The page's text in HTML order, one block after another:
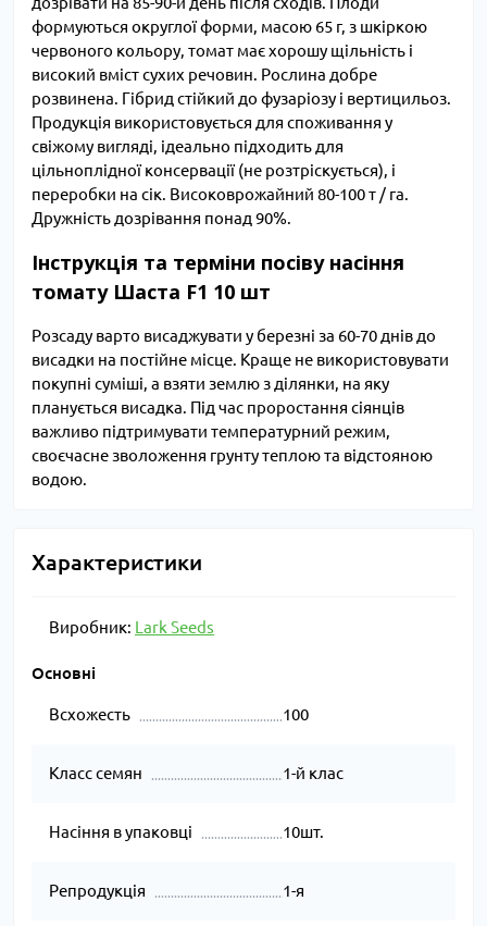
формуються округлої форми, масою 65 г, з шкіркою
червоного кольору, томат має хорошу щільність і
високий вміст сухих речовин. Рослина добре
розвинена. Гібрид стійкий до фузаріозу і вертицильоз.
Продукція використовується для споживання у
свіжому вигляді, ідеально підходить для
цільноплідної консервації (не розтріскується), і
переробки на сік. Високоврожайний 80-100 т / га.
Дружність дозрівання понад 90%.
Інструкція та терміни посіву насіння
томату Шаста F1 10 шт
Розсаду варто висаджувати у березні за 60-70 днів до
висадки на постійне місце. Краще не використовувати
покупні суміші, а взяти землю з ділянки, на яку
планується висадка. Під час проростання сіянців
важливо підтримувати температурний режим,
своєчасне зволоження грунту теплою та відстояною
водою.
Характеристики
Виробник: Lark Seeds
Основні
Всхожесть 100
Класс семян 1-й клас
Насіння в упаковці 10шт.
Репродукція 1-я